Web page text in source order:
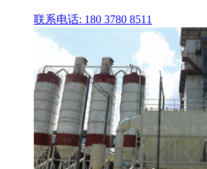
联系电话: 180 3780 8511